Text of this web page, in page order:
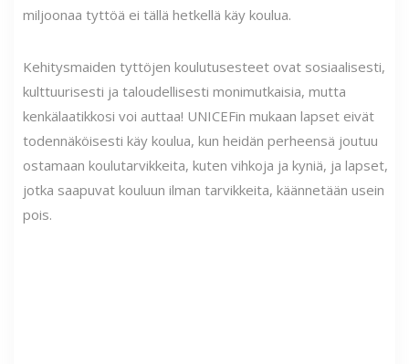
miljoonaa tyttöä ei tällä hetkellä käy koulua.
Kehitysmaiden tyttöjen koulutusesteet ovat sosiaalisesti,
kulttuurisesti ja taloudellisesti monimutkaisia, mutta
kenkälaatikkosi voi auttaa! UNICEFin mukaan lapset eivät
todennäköisesti käy koulua, kun heidän perheensä joutuu
ostamaan koulutarvikkeita, kuten vihkoja ja kyniä, ja lapset,
jotka saapuvat kouluun ilman tarvikkeita, käännetään usein
pois.